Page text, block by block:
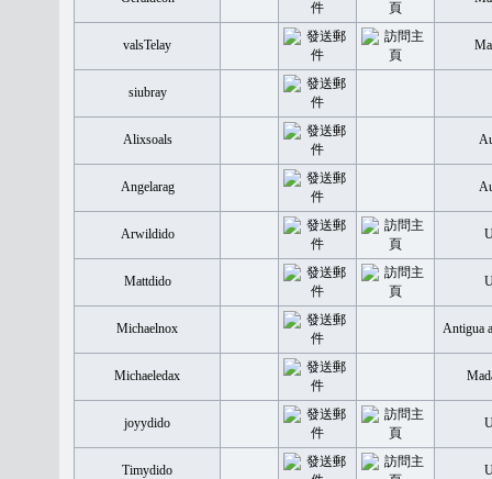
valsTelay
siubray
Alixsoals
Angelarag
Arwildido
Mattdido
Michaelnox Antigua
Michaeledax
joyydido
Timydido